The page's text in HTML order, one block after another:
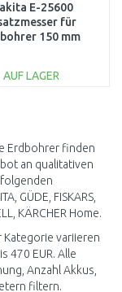
E-25600
für
150 mm
AUF LAGER
Vergleichen
Erdbohrer finden
an qualitativen
GÜDE, FISKARS,
KÄRCHER Home.
Kategorie variieren
470 EUR. Alle
Anzahl Akkus,
filtern.